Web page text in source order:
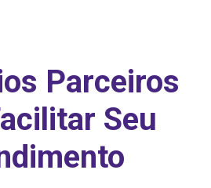
Parceiros
Seu